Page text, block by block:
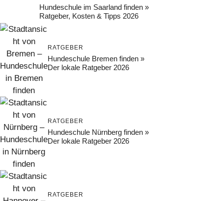
Hundeschule im Saarland finden »
Ratgeber, Kosten & Tipps 2026
RATGEBER
Hundeschule Bremen finden »
Der lokale Ratgeber 2026
RATGEBER
Hundeschule Nürnberg finden »
Der lokale Ratgeber 2026
RATGEBER